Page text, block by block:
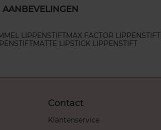
AANBEVELINGEN
LIPPENSTIFTMAX FACTOR LIPPENSTIFT
MATTE LIPSTICK LIPPENSTIFT
Contact
Klantenservice